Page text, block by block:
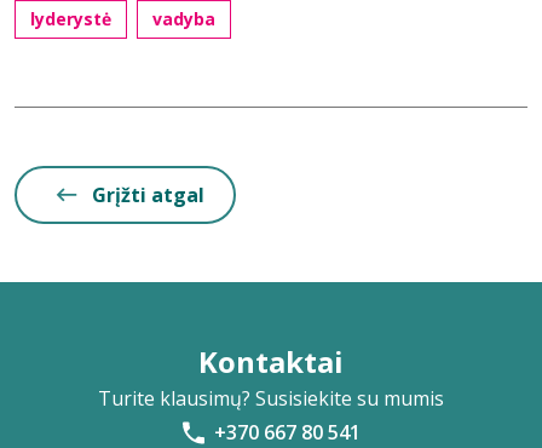
lyderystė vadyba
Grįžti atgal
Kontaktai
Turite klausimų? Susisiekite su mumis
+370 667 80 541